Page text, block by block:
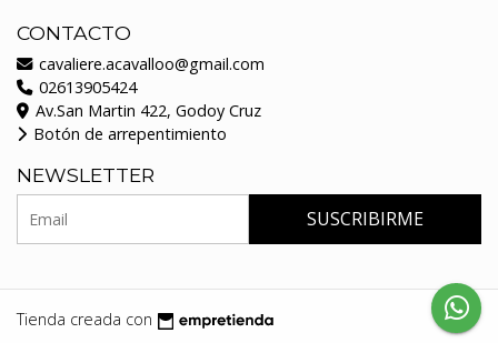
CONTACTO
cavaliere.acavalloo@gmail.com
02613905424
Av.San Martin 422, Godoy Cruz
Botón de arrepentimiento
NEWSLETTER
SUSCRIBIRME
Tienda creada con